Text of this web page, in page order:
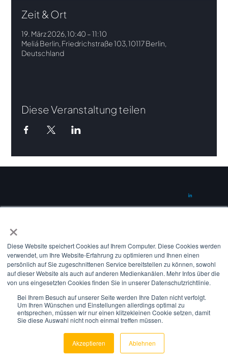
×
Diese Website speichert Cookies auf Ihrem Computer. Diese Cookies werden
verwendet, um Ihre Website-Erfahrung zu optimieren und Ihnen einen
persönlich auf Sie zugeschnittenen Service bereitstellen zu können, sowohl
auf dieser Website als auch auf anderen Medienkanälen. Mehr Infos über die
von uns eingesetzten Cookies finden Sie in unserer Datenschutzrichtlinie.
Bei Ihrem Besuch auf unserer Seite werden Ihre Daten nicht verfolgt.
Um Ihren Wünschen und Einstellungen allerdings optimal zu
entsprechen, müssen wir nur einen klitzekleinen Cookie setzen, damit
Sie diese Auswahl nicht noch einmal treffen müssen.
Akzeptieren Ablehnen
Zeit & Ort
19. März 2026, 10:40 – 11:10
Meliá Berlin, Friedrichstraße 103, 10117 Berlin,
Deutschland
Diese Veranstaltung teilen
CONTACT
info@suena.energy
Amerigo-Vespucci-Platz 2
20457 Hamburg
Germany
©2025 all rights reserved by suena GmbH.
Imprint|Privacy Policy